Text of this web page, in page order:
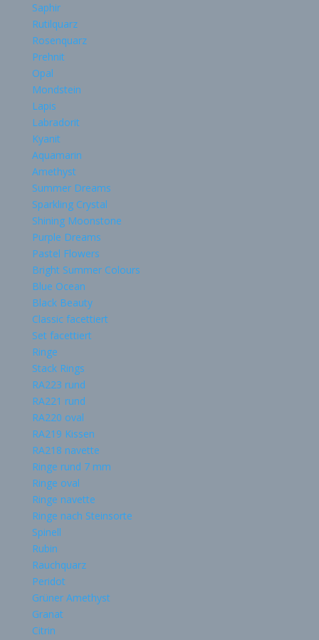
Saphir
Rutilquarz
Rosenquarz
Prehnit
Opal
Mondstein
Lapis
Labradorit
Kyanit
Aquamarin
Amethyst
Summer Dreams
Sparkling Crystal
Shining Moonstone
Purple Dreams
Pastel Flowers
Bright Summer Colours
Blue Ocean
Black Beauty
Classic facettiert
Set facettiert
Ringe
Stack Rings
RA223 rund
RA221 rund
RA220 oval
RA219 Kissen
RA218 navette
Ringe rund 7 mm
Ringe oval
Ringe navette
Ringe nach Steinsorte
Spinell
Rubin
Rauchquarz
Peridot
Grüner Amethyst
Granat
Citrin